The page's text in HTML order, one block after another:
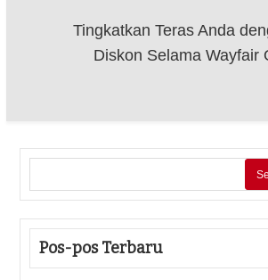
Tingkatkan Teras Anda
Diskon Selama Wayfair
Pos-pos Terbaru